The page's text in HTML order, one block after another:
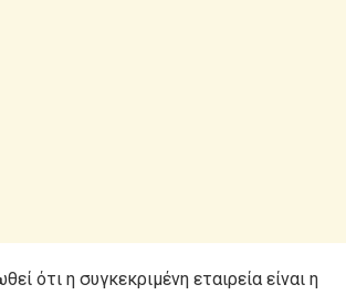
ότι η συγκεκριμένη εταιρεία είναι η